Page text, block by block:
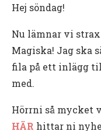
Hej söndag!
Nu lämnar vi
Magiska! Jag ska
fila på ett inlägg
med.
Hörrni så mycket
HÄR hittar ni